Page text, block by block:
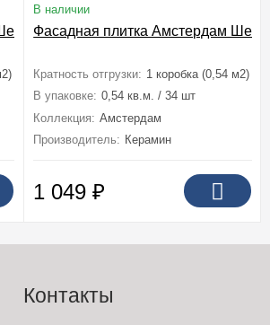
6,5x24,5
В наличии
Фасадная плитка Амстердам
Кратность отгрузки: 1 коробка (0,54 м2)
В упаковке: 0,54 кв.м. / 34 шт
Коллекция: Амстердам
Производитель: Керамин
1 049₽
Контакты